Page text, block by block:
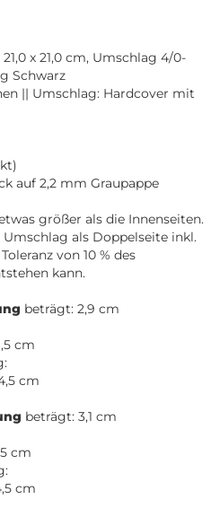
x 21,0 cm, Umschlag 4/0-
Schwarz
|| Umschlag: Hardcover mit
auf 2,2 mm Graupappe
größer als die Innenseiten.
als Doppelseite inkl.
von 10 % des
kann.
beträgt: 2,9 cm
cm
cm
beträgt: 3,1 cm
cm
cm